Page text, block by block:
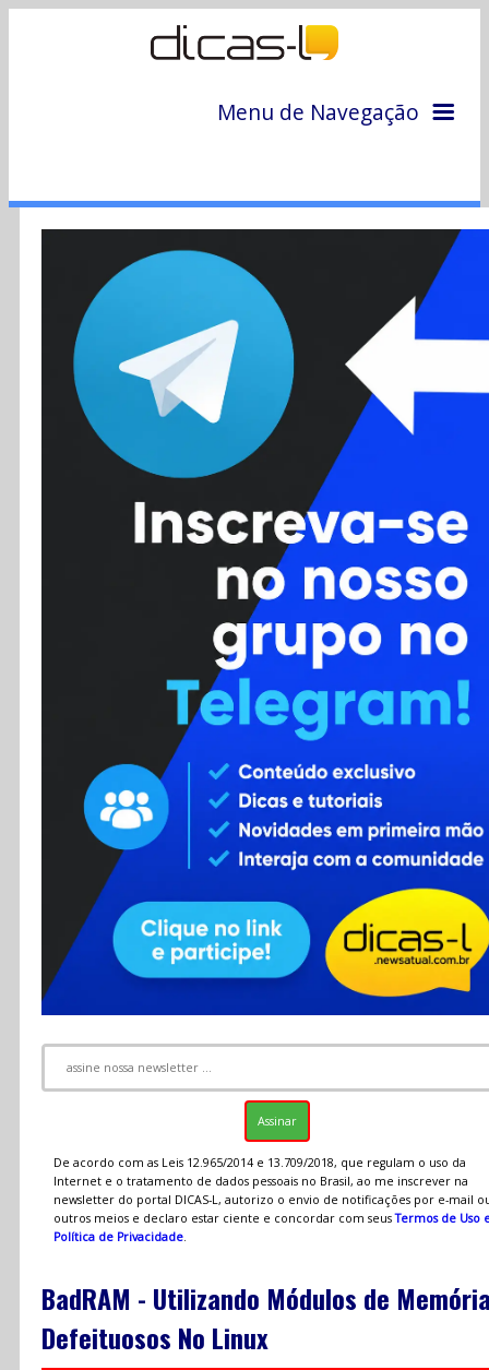
Menu de Navegação
Colunas
Colaboradores
Cursos
Enviar Dica
Contato
RSS
De acordo com as Leis 12.965/2014 e 13.709/2018, que regulam o uso da
Internet e o tratamento de dados pessoais no Brasil, ao me inscrever na
newsletter do portal DICAS-L, autorizo o envio de notificações por e-mail
outros meios e declaro estar ciente e concordar com seusTermos de Uso
Política de Privacidade.
BadRAM - Utilizando Módulos de
Defeituosos No Linux